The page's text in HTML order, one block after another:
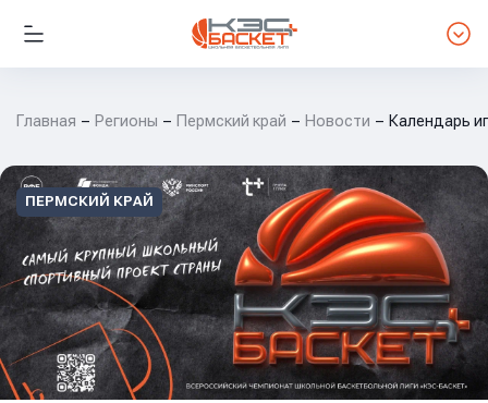
Главная Регионы Пермский край Новости Календарь
ПЕРМСКИЙ КРАЙ